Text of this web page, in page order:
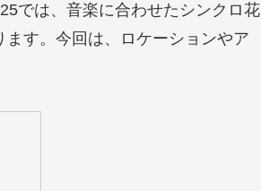
では、音楽に合わせたシンクロ花
す。今回は、ロケーションやア